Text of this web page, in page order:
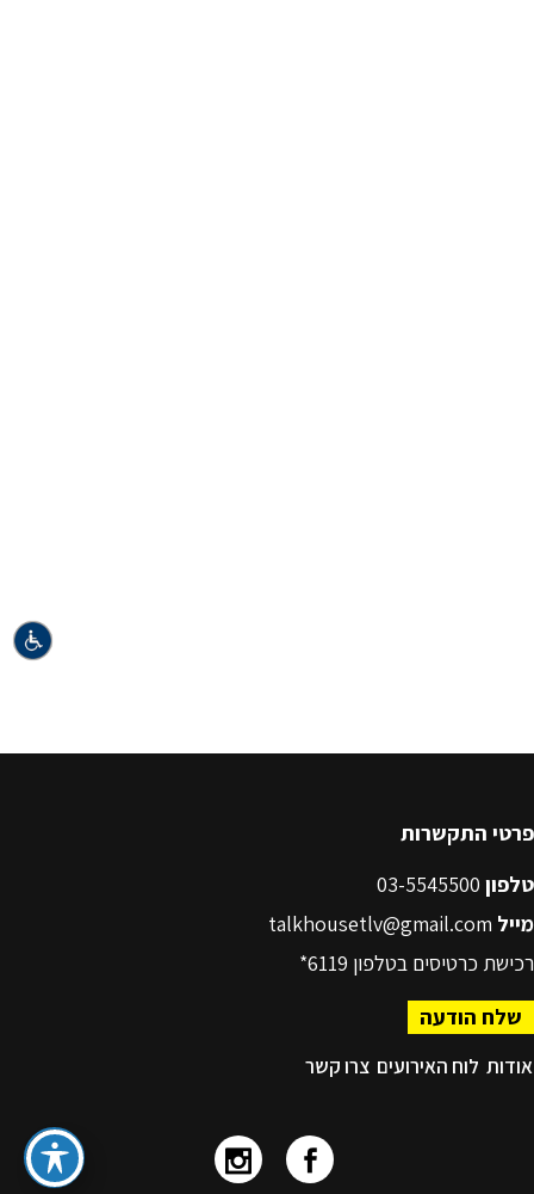
פרטי התקשרות
טלפון
מייל talkhousetlv@gmail.com
רכישת כרטיסים בטלפון 6119*
שלח הודעה
אודות לוח האירועים צרו קשר